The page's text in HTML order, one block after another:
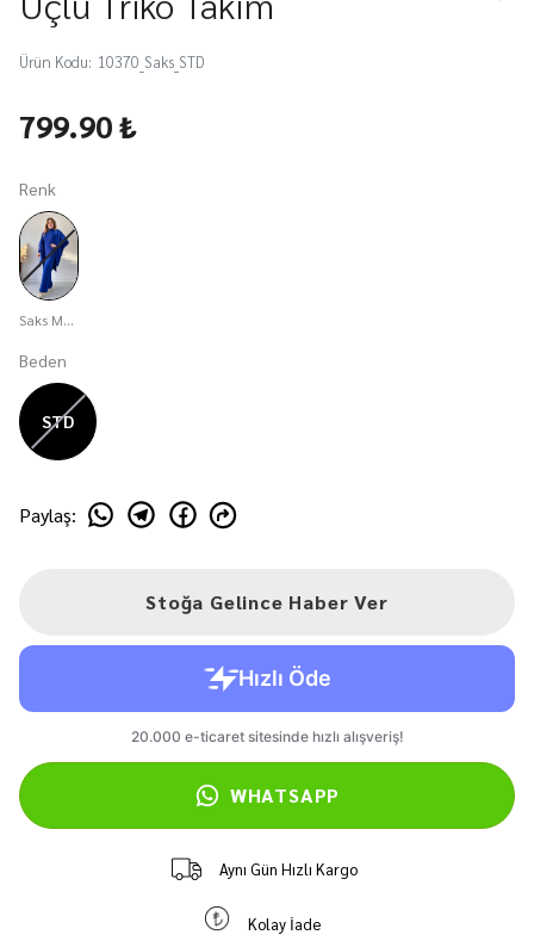
Ürün Kodu: 10370_Saks_STD
799.90 ₺
Renk
Saks Mavisi
Beden
STD
Paylaş:
Stoğa Gelince Haber Ver
WHATSAPP
Aynı Gün Hızlı Kargo
Kolay İade